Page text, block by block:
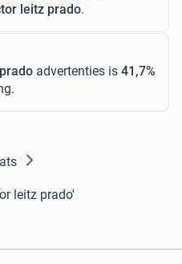
leitz prado.
advertenties is 41,7%
leitz prado'